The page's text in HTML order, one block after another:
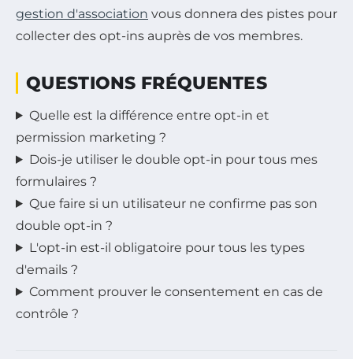
gestion d'association vous donnera des pistes pour
collecter des opt-ins auprès de vos membres.
QUESTIONS FRÉQUENTES
Quelle est la différence entre opt-in et
permission marketing ?
Dois-je utiliser le double opt-in pour tous mes
formulaires ?
Que faire si un utilisateur ne confirme pas son
double opt-in ?
L'opt-in est-il obligatoire pour tous les types
d'emails ?
Comment prouver le consentement en cas de
contrôle ?